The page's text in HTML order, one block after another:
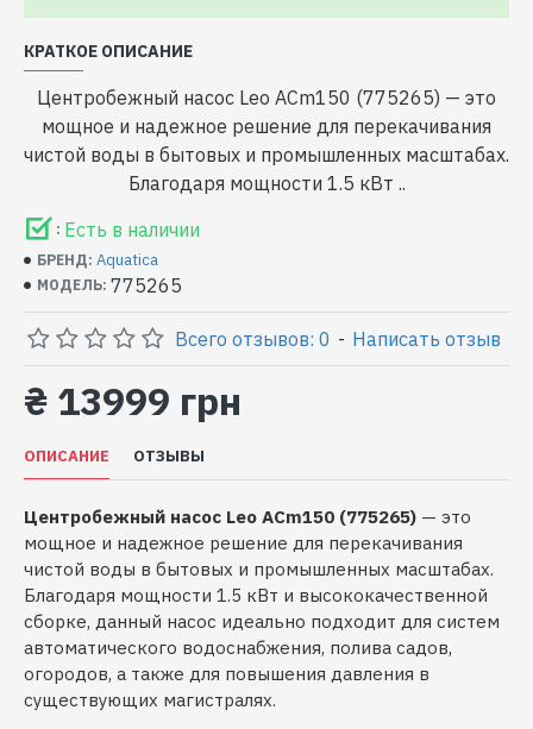
КРАТКОЕ ОПИСАНИЕ
Центробежный насос Leo ACm150 (775265) — это
мощное и надежное решение для перекачивания
чистой воды в бытовых и промышленных масштабах.
Благодаря мощности 1.5 кВт ..
: Есть в наличии
БРЕНД: Aquatica
МОДЕЛЬ: 775265
Всего отзывов: 0 - Написать отзыв
₴ 13999 грн
ОПИСАНИЕ ОТЗЫВЫ
Центробежный насос Leo ACm150 (775265) — это
мощное и надежное решение для перекачивания
чистой воды в бытовых и промышленных масштабах.
Благодаря мощности 1.5 кВт и высококачественной
сборке, данный насос идеально подходит для систем
автоматического водоснабжения, полива садов,
огородов, а также для повышения давления в
существующих магистралях.